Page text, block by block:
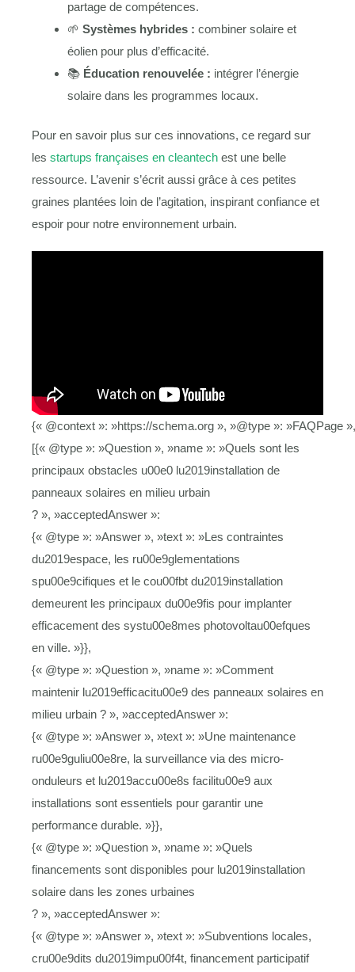
partage de compétences.
🌱 Systèmes hybrides : combiner solaire et
éolien pour plus d’efficacité.
📚 Éducation renouvelée : intégrer l’énergie
solaire dans les programmes locaux.
Pour en savoir plus sur ces innovations, ce regard sur
les startups françaises en cleantech est une belle
ressource. L’avenir s’écrit aussi grâce à ces petites
graines plantées loin de l’agitation, inspirant confiance et
espoir pour notre environnement urbain.
{« @context »: »https://schema.org », »@type »: »FAQPage
[{« @type »: »Question », »name »: »Quels sont les
principaux obstacles u00e0 lu2019installation de
panneaux solaires en milieu urbain
? », »acceptedAnswer »:
{« @type »: »Answer », »text »: »Les contraintes
du2019espace, les ru00e9glementations
spu00e9cifiques et le cou00fbt du2019installation
demeurent les principaux du00e9fis pour implanter
efficacement des systu00e8mes photovoltau00efques
en ville. »}},
{« @type »: »Question », »name »: »Comment
maintenir lu2019efficacitu00e9 des panneaux solaires en
milieu urbain ? », »acceptedAnswer »:
{« @type »: »Answer », »text »: »Une maintenance
ru00e9guliu00e8re, la surveillance via des micro-
onduleurs et lu2019accu00e8s facilitu00e9 aux
installations sont essentiels pour garantir une
performance durable. »}},
{« @type »: »Question », »name »: »Quels
financements sont disponibles pour lu2019installation
solaire dans les zones urbaines
? », »acceptedAnswer »:
{« @type »: »Answer », »text »: »Subventions locales,
cru00e9dits du2019impu00f4t, financement participatif